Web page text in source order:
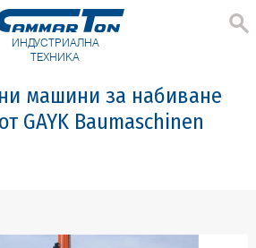
ИНДУСТРИАЛНА
ТЕХНИКА
машини за набиване
GAYK Baumaschinen